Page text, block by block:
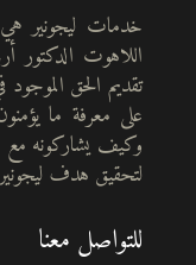
خدمات ليجونير هي
تقديم الحق
على معرفة ما
وكيف يشاركونه مع
لتحقيق هدف
للتواصل معنا